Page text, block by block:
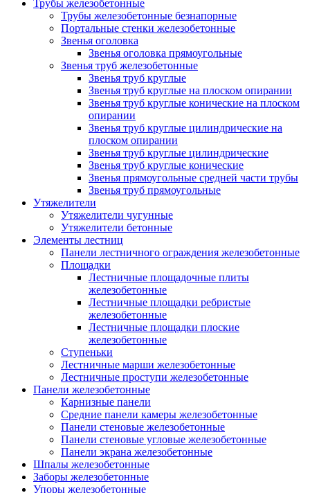
Трубы железобетонные
Трубы железобетонные безнапорные
Портальные стенки железобетонные
Звенья оголовка
Звенья оголовка прямоугольные
Звенья труб железобетонные
Звенья труб круглые
Звенья труб круглые на плоском опирании
Звенья труб круглые конические на плоском
опирании
Звенья труб круглые цилиндрические на
плоском опирании
Звенья труб круглые цилиндрические
Звенья труб круглые конические
Звенья прямоугольные средней части трубы
Звенья труб прямоугольные
Утяжелители
Утяжелители чугунные
Утяжелители бетонные
Элементы лестниц
Панели лестничного ограждения железобетонные
Площадки
Лестничные площадочные плиты
железобетонные
Лестничные площадки ребристые
железобетонные
Лестничные площадки плоские
железобетонные
Ступеньки
Лестничные марши железобетонные
Лестничные проступи железобетонные
Панели железобетонные
Карнизные панели
Средние панели камеры железобетонные
Панели стеновые железобетонные
Панели стеновые угловые железобетонные
Панели экрана железобетонные
Шпалы железобетонные
Заборы железобетонные
Упоры железобетонные